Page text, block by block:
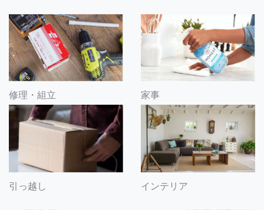
修理・組立 家事
引っ越し インテリア